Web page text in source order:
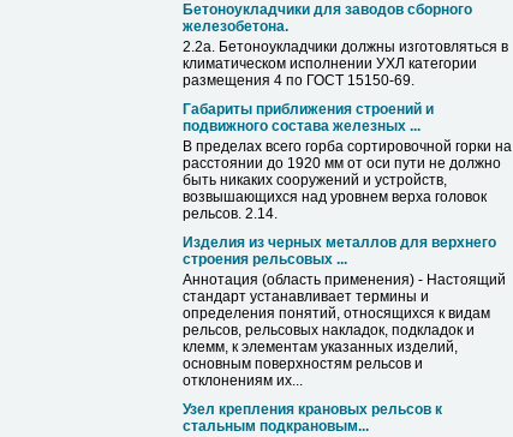
Бетоноукладчики для заводов сборного
железобетона.
2.2а. Бетоноукладчики должны изготовляться в
климатическом исполнении УХЛ категории
размещения 4 по ГОСТ 15150-69.
Габариты приближения строений и
подвижного состава железных ...
В пределах всего горба сортировочной горки на
расстоянии до 1920 мм от оси пути не должно
быть никаких сооружений и устройств,
возвышающихся над уровнем верха головок
рельсов. 2.14.
Изделия из черных металлов для верхнего
строения рельсовых ...
Аннотация (область применения) - Настоящий
стандарт устанавливает термины и
определения понятий, относящихся к видам
рельсов, рельсовых накладок, подкладок и
клемм, к элементам указанных изделий,
основным поверхностям рельсов и
отклонениям их...
Узел крепления крановых рельсов к
стальным подкрановым...